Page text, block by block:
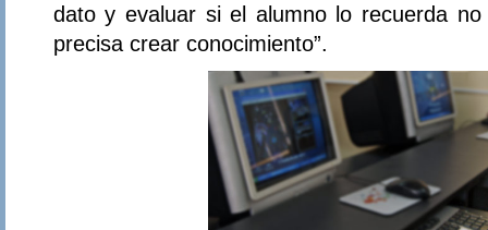
dato y evaluar si el alumno lo recuerda
precisa crear conocimiento”.